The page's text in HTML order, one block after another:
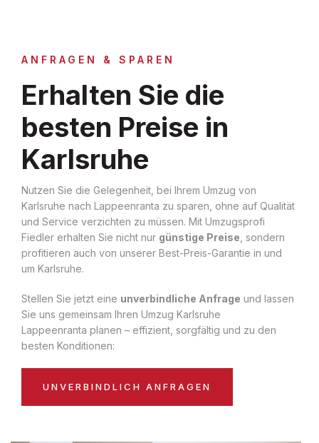
ANFRAGEN & SPAREN
Erhalten Sie die
besten Preise in
Karlsruhe
Nutzen Sie die Gelegenheit, bei Ihrem Umzug von
Karlsruhe nach Lappeenranta zu sparen, ohne auf Qualität
und Service verzichten zu müssen. Mit Umzugsprofi
Fiedler erhalten Sie nicht nur günstige Preise , sondern
profitieren auch von unserer Best-Preis-Garantie in und
um Karlsruhe.
Stellen Sie jetzt eine unverbindliche Anfrage und lassen
Sie uns gemeinsam Ihren Umzug Karlsruhe
Lappeenranta planen – effizient, sorgfältig und zu den
besten Konditionen:
UNVERBINDLICH ANFRAGEN